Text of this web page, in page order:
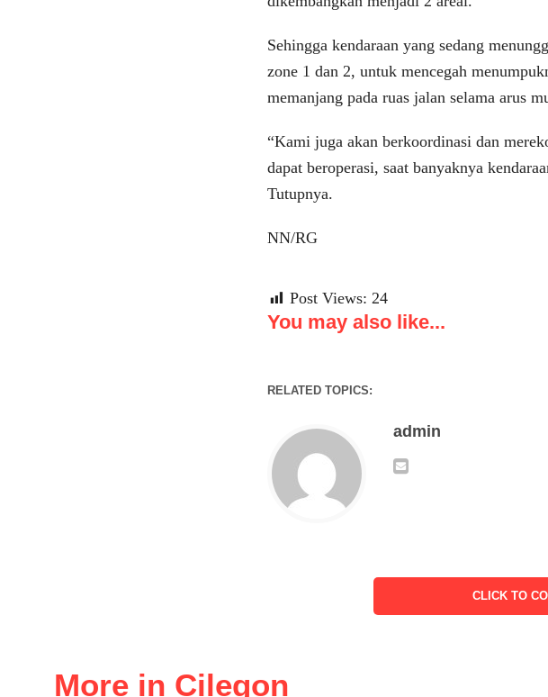
Sehingga kendaraan yang sedang
zone 1 dan 2, untuk mencegah
memanjang pada ruas jalan selama arus
“Kami juga akan berkoordinasi dan
dapat beroperasi, saat banyaknya
Tutupnya.
NN/RG
Post Views: 24
You may also like...
RELATED TOPICS:
admin
CLICK TO
More in Cilegon